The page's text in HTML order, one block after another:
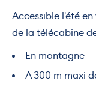
Accessible l'été
de la télécabine
En montagne
A 300 m maxi